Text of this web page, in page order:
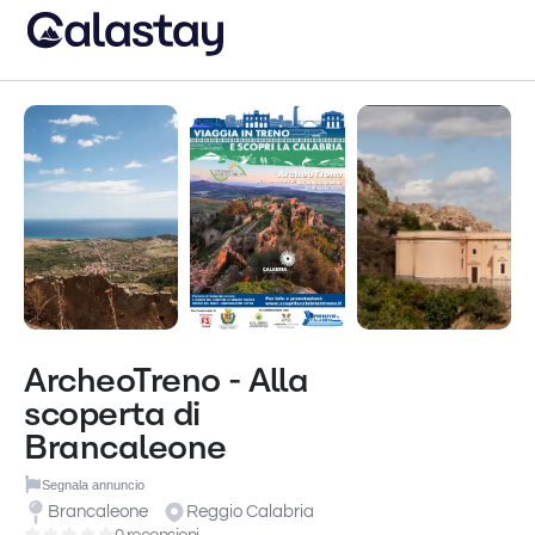
ArcheoTreno - Alla
scoperta di
Brancaleone
Segnala annuncio
Brancaleone
Reggio Calabria